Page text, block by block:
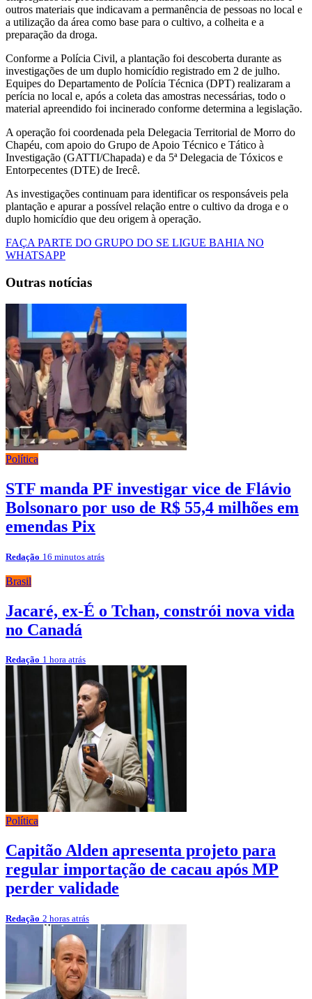
outros materiais que indicavam a permanência de pessoas no local e
a utilização da área como base para o cultivo, a colheita e a
preparação da droga.
Conforme a Polícia Civil, a plantação foi descoberta durante as
investigações de um duplo homicídio registrado em 2 de julho.
Equipes do Departamento de Polícia Técnica (DPT) realizaram a
perícia no local e, após a coleta das amostras necessárias, todo o
material apreendido foi incinerado conforme determina a legislação.
A operação foi coordenada pela Delegacia Territorial de Morro do
Chapéu, com apoio do Grupo de Apoio Técnico e Tático à
Investigação (GATTI/Chapada) e da 5ª Delegacia de Tóxicos e
Entorpecentes (DTE) de Irecê.
As investigações continuam para identificar os responsáveis pela
plantação e apurar a possível relação entre o cultivo da droga e o
duplo homicídio que deu origem à operação.
FAÇA PARTE DO GRUPO DO SE LIGUE BAHIA NO
WHATSAPP
Outras notícias
Política
STF manda PF investigar vice de Flávio
Bolsonaro por uso de R$ 55,4 milhões em
emendas Pix
Redação 16 minutos atrás
Brasil
Jacaré, ex-É o Tchan, constrói nova vida
no Canadá
Redação 1 hora atrás
Política
Capitão Alden apresenta projeto para
regular importação de cacau após MP
perder validade
Redação 2 horas atrás